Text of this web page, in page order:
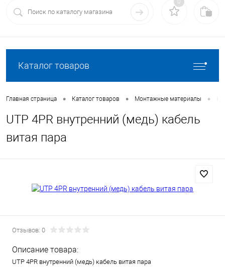
0
Каталог товаров
Главная страница • Каталог товаров • Монтажные материалы •
UTP 4PR внутренний (медь) кабель
витая пара
Отзывов: 0
Описание товара:
UTP 4PR внутренний (медь) кабель витая пара